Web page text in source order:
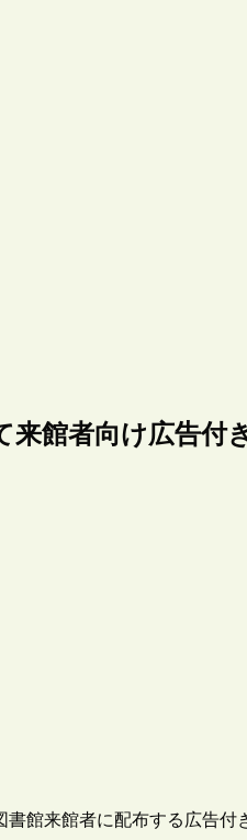
館者向け広告付
館来館者に配布する広告付